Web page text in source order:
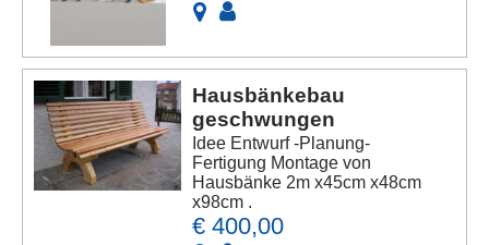
Hausbänkebau
geschwungen
Idee Entwurf -Planung-
Fertigung Montage von
Hausbänke 2m x45cm x48cm
x98cm .
€ 400,00